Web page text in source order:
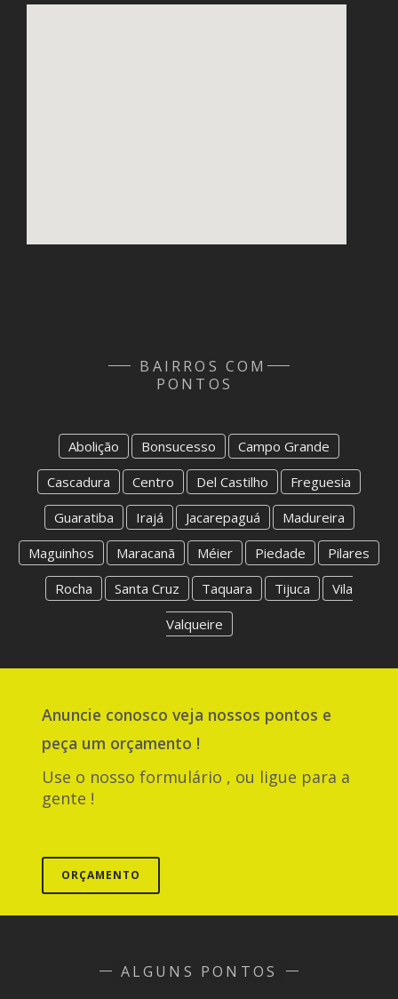
BAIRROS COM
PONTOS
Abolição Bonsucesso
Campo Grande
Cascadura
Centro Del Castilho
Freguesia
Guaratiba
Irajá Jacarepaguá
Madureira
Maguinhos
Maracanã Méier Piedade
Pilares
Rocha
Santa Cruz Taquara Tijuca
Vila
Valqueire
Anuncie conosco veja nossos pontos e
peça um orçamento !
Use o nosso formulário , ou ligue para a
gente !
ORÇAMENTO
ALGUNS PONTOS